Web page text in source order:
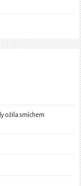
ožila smíchem